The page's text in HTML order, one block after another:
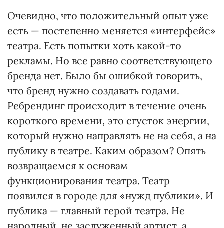
Очевидно, что положительный опыт уже
есть — постепенно меняется «интерфейс»
театра. Есть попытки хоть какой-то
рекламы. Но все равно соответствующего
бренда нет. Было бы ошибкой говорить,
что бренд нужно создавать годами.
Ребрендинг происходит в течение очень
короткого времени, это сгусток энергии,
который нужно направлять не на себя, а на
публику в театре. Каким образом? Опять
возвращаемся к основам
функционирования театра. Театр
появился в городе для «нужд публики». И
публика — главный герой театра. Не